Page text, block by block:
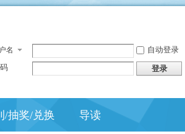
名 自动登录
登录
/抽奖/兑换 导读